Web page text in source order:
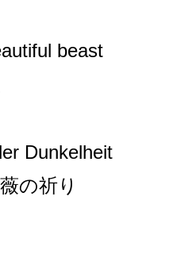
beast
Dunkelheit
の祈り